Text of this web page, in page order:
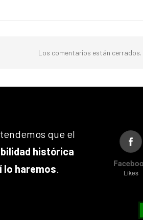
Los comentarios están cerrados.
que el
histórica
lo haremos. Likes